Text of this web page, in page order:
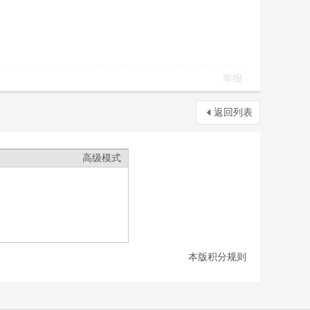
举报
返回列表
高级模式
本版积分规则